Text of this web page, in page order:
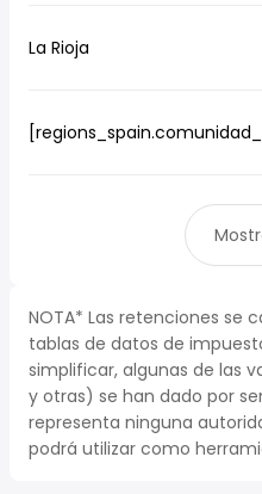
La Rioja
NOTA* Las retenciones se
tablas de datos de
simplificar, algunas de las
y otras) se han dado por
representa ninguna
podrá utilizar como